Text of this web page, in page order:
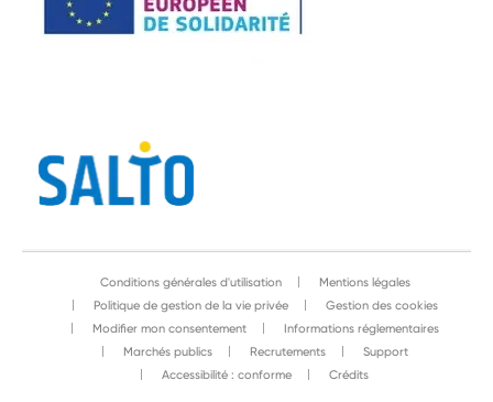
Conditions générales d'utilisation
Mentions légales
Politique de gestion de la vie privée
Gestion des cookies
Modifier mon consentement
Informations réglementaires
Marchés publics
Recrutements
Support
Accessibilité : conforme
Crédits